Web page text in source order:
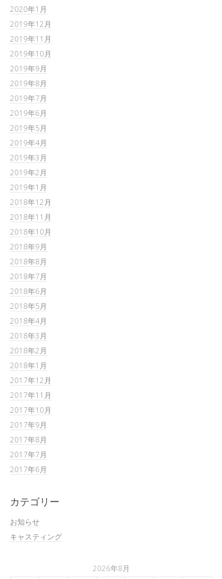
2020年1月
2019年12月
2019年11月
2019年10月
2019年9月
2019年8月
2019年7月
2019年6月
2019年5月
2019年4月
2019年3月
2019年2月
2019年1月
2018年12月
2018年11月
2018年10月
2018年9月
2018年8月
2018年7月
2018年6月
2018年5月
2018年4月
2018年3月
2018年2月
2018年1月
2017年12月
2017年11月
2017年10月
2017年9月
2017年8月
2017年7月
2017年6月
カテゴリー
お知らせ
キャスティング
2026年8月